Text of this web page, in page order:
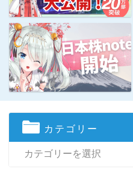
カテゴリー